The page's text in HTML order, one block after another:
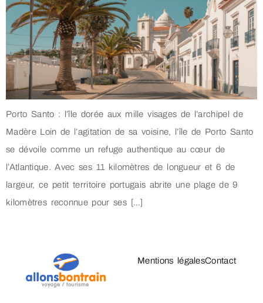
Porto Santo : l’île dorée aux mille visages de l’archipel de
Madère Loin de l’agitation de sa voisine, l’île de Porto Santo
se dévoile comme un refuge authentique au cœur de
l’Atlantique. Avec ses 11 kilomètres de longueur et 6 de
largeur, ce petit territoire portugais abrite une plage de 9
kilomètres reconnue pour ses […]
Mentions légalesContact